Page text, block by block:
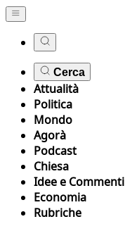
Cerca
Attualità
Politica
Mondo
Agorà
Podcast
Chiesa
Idee e Commenti
Economia
Rubriche